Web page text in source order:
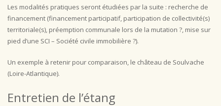
Les modalités pratiques seront étudiées par la suite : recherche de
financement (financement participatif, participation de collectivité(s)
territoriale(s), préemption communale lors de la mutation ?, mise sur
pied d’une SCI – Société civile immobilière ?).
Un exemple à retenir pour comparaison, le château de Soulvache
(Loire-Atlantique).
Entretien de l’étang